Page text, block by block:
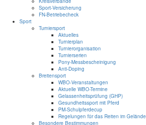
Sport-Versicherung
FN-Betriebecheck
Sport
Turniersport
Aktuelles
Turnierplan
Turnierorganisation
Turnierserien
Pony-Messbescheinigung
Anti-Doping
Breitensport
WBO-Veranstaltungen
Aktuelle WBO-Termine
Gelassenheitsprüfung (GHP)
Gesundheitssport mit Pferd
PM-Schulpferdecup
Regelungen für das Reiten im Gelände
Besondere Bestimmungen